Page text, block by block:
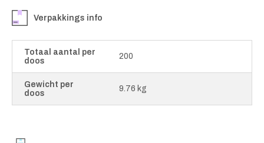
Verpakkings info
Totaal aantal per
doos
200
Gewicht per
doos
9.76 kg